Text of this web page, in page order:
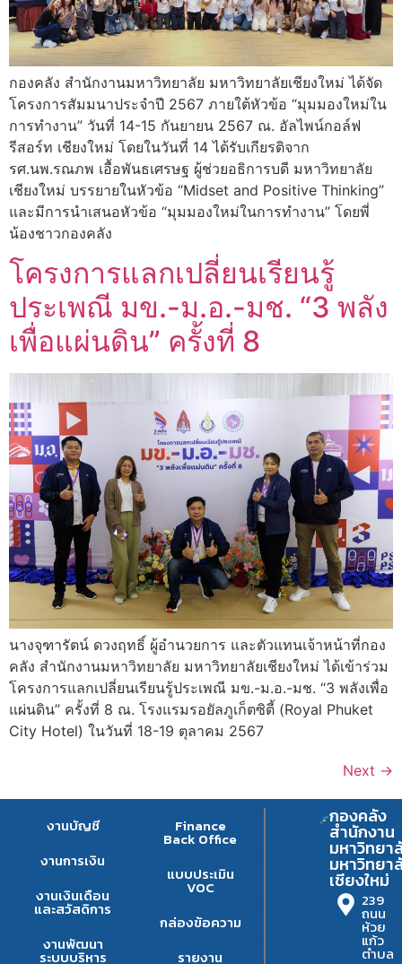
กองคลัง สำนักงานมหาวิทยาลัย มหาวิทยาลัยเชียงใหม่ ได้จัด
โครงการสัมมนาประจำปี 2567 ภายใต้หัวข้อ “มุมมองใหม่ใน
การทำงาน” วันที่ 14-15 กันยายน 2567 ณ. อัลไพน์กอล์ฟ
รีสอร์ท เชียงใหม่ โดยในวันที่ 14 ได้รับเกียรติจาก
รศ.นพ.รณภพ เอื้อพันธเศรษฐ ผู้ช่วยอธิการบดี มหาวิทยาลัย
เชียงใหม่ บรรยายในหัวข้อ “Midset and Positive Thinking”
และมีการนำเสนอหัวข้อ “มุมมองใหม่ในการทำงาน” โดยพี่
น้องชาวกองคลัง
โครงการแลกเปลี่ยนเรียนรู้
ประเพณี มข.-ม.อ.-มช. “3 พลัง
เพื่อแผ่นดิน” ครั้งที่ 8
นางจุฑารัตน์ ดวงฤทธิ์ ผู้อำนวยการ และตัวแทนเจ้าหน้าที่กอง
คลัง สำนักงานมหาวิทยาลัย มหาวิทยาลัยเชียงใหม่ ได้เข้าร่วม
โครงการแลกเปลี่ยนเรียนรู้ประเพณี มข.-ม.อ.-มช. “3 พลังเพื่อ
แผ่นดิน” ครั้งที่ 8 ณ. โรงแรมรอยัลภูเก็ตซิตี้ (Royal Phuket
City Hotel) ในวันที่ 18-19 ตุลาคม 2567
Next →
งานบัญชี
งานการเงิน
งานเงินเดือน
และสวัสดิการ
งานพัฒนา
ระบบบริหาร
Finance
Back Office
แบบประเมิน
VOC
กล่องข้อความ
รายงาน
กองคลัง
สำนักงาน
มหาวิทยา
มหาวิทยา
เชียงใหม่
239
ถนน
ห้วย
แก้ว
ตำบล